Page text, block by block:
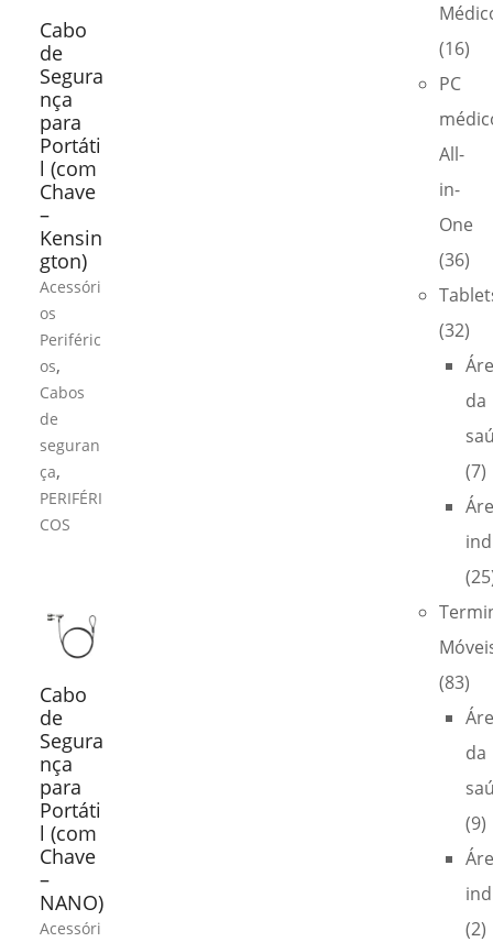
Cabo
de
Segura
nça
para
Portáti
l (com
Chave
–
Kensin
gton)
Acessóri
os
Periféric
os,
Cabos
de
seguran
ça,
PERIFÉRI
COS
Cabo
de
Segura
nça
para
Portáti
l (com
Chave
–
NANO)
Acessóri
(16)
PC
All-
in-
One
(36)
(32)
da
(7)
(83)
da
(9)
(2)